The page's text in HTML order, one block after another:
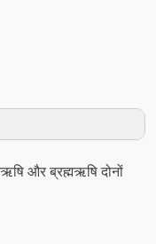
और ब्रह्मऋषि दोनों